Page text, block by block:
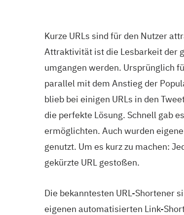
Kurze URLs sind für den Nutzer
Attraktivität ist die Lesbarkeit der
umgangen werden. Ursprünglich
parallel mit dem Anstieg der
blieb bei einigen URLs in den
die perfekte Lösung. Schnell gab
ermöglichten. Auch wurden
genutzt. Um es kurz zu machen:
gekürzte URL gestoßen.
Die bekanntesten URL-Shortener
eigenen automatisierten Link-